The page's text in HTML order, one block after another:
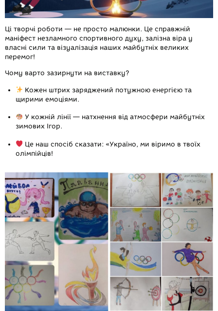
Ці творчі роботи — не просто малюнки. Це справжній
маніфест незламного спортивного духу, залізна віра у
власні сили та візуалізація наших майбутніх великих
перемог!
Чому варто зазирнути на виставку?
Кожен штрих заряджений потужною енергією та
щирими емоціями.
У кожній лінії — натхнення від атмосфери майбутніх
зимових Ігор.
Це наш спосіб сказати: «Україно, ми віримо в твоїх
олімпійців!